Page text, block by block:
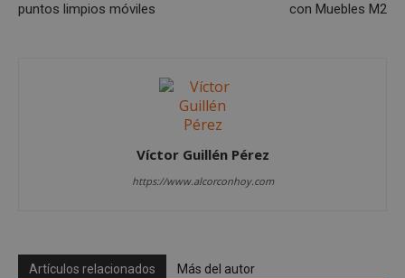
puntos limpios móviles
con Muebles M2
Víctor Guillén Pérez
https://www.alcorconhoy.com
Artículos relacionados Más del autor
Proveedor/